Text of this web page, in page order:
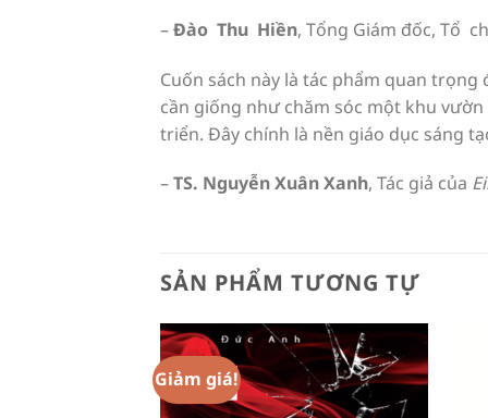
–Đào Thu Hiền, Tổng Giám đốc, Tổ
Cuốn sách này là tác phẩm quan
cần giống như chăm sóc một khu
triển. Đây chính là nền giáo dục sáng
–TS. Nguyễn Xuân Xanh, Tác giả của
SẢN PHẨM TƯƠNG TỰ
Giảm giá!
Add to
Wishlist